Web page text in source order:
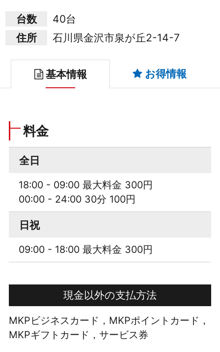
台数
40台
住所
石川県金沢市泉が丘2-14-7
基本情報 お得情報
料金
全日
18:00 - 09:00 最大料金 300円
00:00 - 24:00 30分 100円
日祝
09:00 - 18:00 最大料金 300円
現金以外の支払方法
MKPビジネスカード，MKPポイントカード，
MKPギフトカード，サービス券